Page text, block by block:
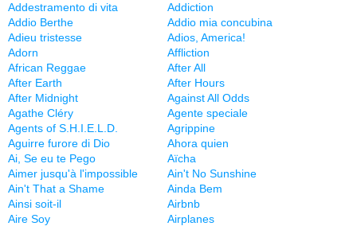
Addestramento di vita
Addiction
Addio Berthe
Addio mia concubina
Adieu tristesse
Adios, America!
Adorn
Affliction
African Reggae
After All
After Earth
After Hours
After Midnight
Against All Odds
Agathe Cléry
Agente speciale
Agents of S.H.I.E.L.D.
Agrippine
Aguirre furore di Dio
Ahora quien
Ai, Se eu te Pego
Aïcha
Aimer jusqu'à l'impossible
Ain't No Sunshine
Ain't That a Shame
Ainda Bem
Ainsi soit-il
Airbnb
Aire Soy
Airplanes